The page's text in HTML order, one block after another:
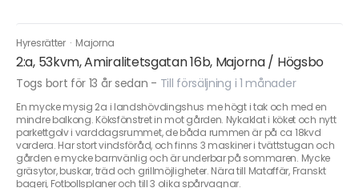
Hyresrätter · Majorna
2:a, 53kvm, Amiralitetsgatan 16b, Majorna / Högsbo
Togs bort för 13 år sedan - Till försäljning i 1 månader
En mycke mysig 2a i landshövdingshus me högt i tak och med en
mindre balkong. Köksfönstret in mot gården. Nykaklat i köket och nytt
parkettgolv i varddagsrummet, de båda rummen är på ca 18kvd
vardera. Har stort vindsföråd, och finns 3 maskiner i tvättstugan och
gården e mycke barnvänlig och är underbar på sommaren. Mycke
gräsytor, buskar, träd och grillmöjligheter. Nära till Mataffär, Franskt
bageri, Fotbollsplaner och till 3 olika spårvagnar.